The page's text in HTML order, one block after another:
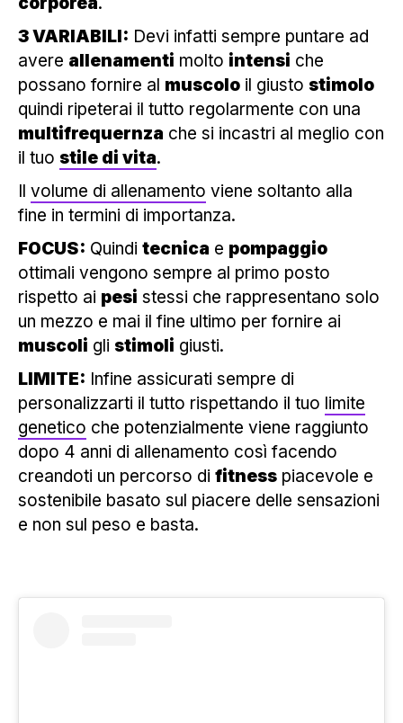
3 VARIABILI: Devi infatti sempre puntare ad
avere allenamenti molto intensi che
possano fornire al muscolo il giusto stimolo
quindi ripeterai il tutto regolarmente con una
multifrequernza che si incastri al meglio con
il tuo stile di vita.
Il volume di allenamento viene soltanto alla
fine in termini di importanza.
FOCUS: Quindi tecnica e pompaggio
ottimali vengono sempre al primo posto
rispetto ai pesi stessi che rappresentano solo
un mezzo e mai il fine ultimo per fornire ai
muscoli gli stimoli giusti.
LIMITE: Infine assicurati sempre di
personalizzarti il tutto rispettando il tuo limite
genetico che potenzialmente viene raggiunto
dopo 4 anni di allenamento così facendo
creandoti un percorso di fitness piacevole e
sostenibile basato sul piacere delle sensazioni
e non sul peso e basta.